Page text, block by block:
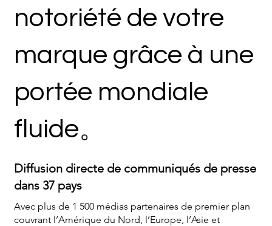
notoriété de votre
marque grâce à une
portée mondiale
fluide。
Diffusion directe de communiqués de presse
dans 37 pays
Avec plus de 1 500 médias partenaires de premier plan
couvrant l’Amérique du Nord, l’Europe, l’Asie et